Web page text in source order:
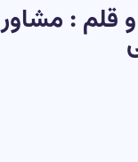
قلم : مشاور